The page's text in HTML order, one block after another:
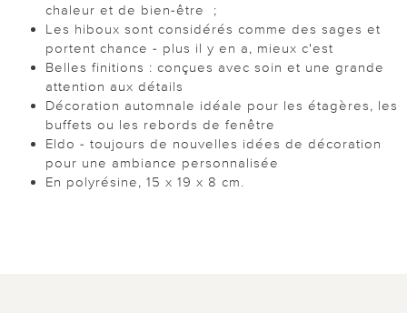
chaleur et de bien-être ;
Les hiboux sont considérés comme des sages et
portent chance - plus il y en a, mieux c'est
Belles finitions : conçues avec soin et une grande
attention aux détails
Décoration automnale idéale pour les étagères, les
buffets ou les rebords de fenêtre
Eldo - toujours de nouvelles idées de décoration
pour une ambiance personnalisée
En polyrésine, 15 x 19 x 8 cm.